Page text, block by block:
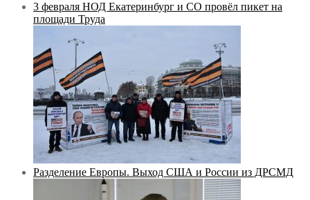
3 февраля НОД Екатеринбург и СО провёл пикет на
площади Труда
Разделение Европы. Выход США и России из ДРСМД